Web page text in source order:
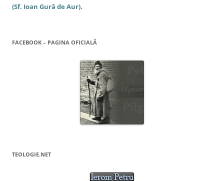
(Sf. Ioan Gură de Aur).
FACEBOOK – PAGINA OFICIALĂ
TEOLOGIE.NET